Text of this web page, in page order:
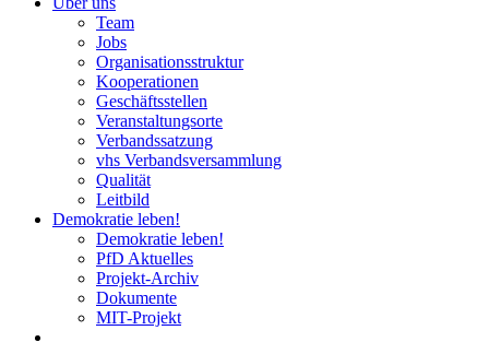
Team
Jobs
Organisationsstruktur
Kooperationen
Geschäftsstellen
Veranstaltungsorte
Verbandssatzung
vhs Verbandsversammlung
Qualität
Leitbild
Demokratie leben!
Demokratie leben!
PfD Aktuelles
Projekt-Archiv
Dokumente
MIT-Projekt